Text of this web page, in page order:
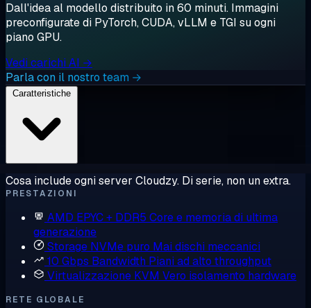
Dall'idea al modello distribuito in 60 minuti. Immagini
preconfigurate di PyTorch, CUDA, vLLM e TGI su ogni
piano GPU.
Vedi carichi AI →
Parla con il nostro team →
Cosa include ogni server Cloudzy. Di serie, non un extra.
PRESTAZIONI
AMD EPYC + DDR5 Core e memoria di ultima
generazione
Storage NVMe puro Mai dischi meccanici
10 Gbps Bandwidth Piani ad alto throughput
Virtualizzazione KVM Vero isolamento hardware
RETE GLOBALE